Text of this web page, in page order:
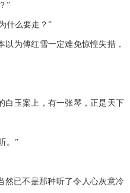
”
什么要走？”
为傅红雪一定难免惊惶失措，
玉案上，有一张琴，正是天下
。”
已不是那种听了令人心灰意冷